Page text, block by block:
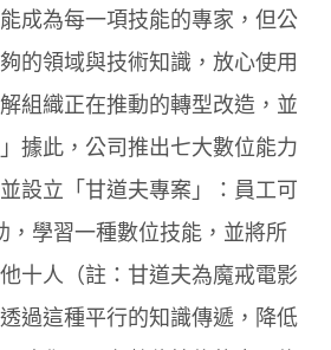
成為每一項技能的專家，但公
的領域與技術知識，放心使用
組織正在推動的轉型改造，並
據此，公司推出七大數位能力
設立「甘道夫專案」：員工可
，學習一種數位技能，並將所
十人（註：甘道夫為魔戒電影
過這種平行的知識傳遞，降低